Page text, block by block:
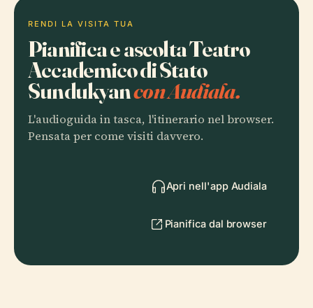
RENDI LA VISITA TUA
Pianifica e ascolta Teatro
Accademico di Stato
Sundukyancon Audiala.
L'audioguida in tasca, l'itinerario nel browser.
Pensata per come visiti davvero.
Apri nell'app Audiala
Pianifica dal browser